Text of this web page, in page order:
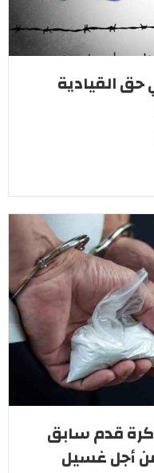
حق القيادية
قدم سابق
من أجل غسيل